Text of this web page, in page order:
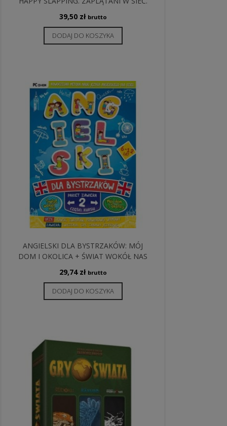
39,50 zł brutto
DODAJ DO KOSZYKA
ANGIELSKI DLA BYSTRZAKÓW: MÓJ
DOM I OKOLICA + ŚWIAT WOKÓŁ NAS
29,74 zł brutto
DODAJ DO KOSZYKA